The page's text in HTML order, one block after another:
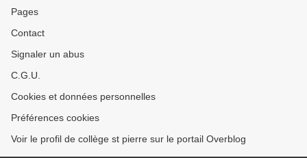
Pages
Contact
Signaler un abus
C.G.U.
Cookies et données personnelles
Préférences cookies
Voir le profil de collège st pierre sur le portail Overblog